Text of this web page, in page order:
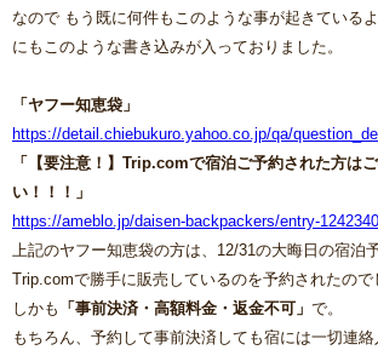
なので もう既に何件もこのような事が起きているよ
にもこのような書き込みが入っておりました。
「ヤフー知恵袋」
https://detail.chiebukuro.yahoo.co.jp/qa/
「【要注意！】Trip.comで宿泊ご予約された方は
い！！！」
https://ameblo.jp/daisen-backpackers/entry-
上記のヤフー知恵袋の方は、12/31の大晦日の宿泊
Trip.comで勝手に販売しているのを予約されたので
しかも 「事前決済・高額料金・返金不可」 で。
もちろん、予約して事前決済しても宿には一切連